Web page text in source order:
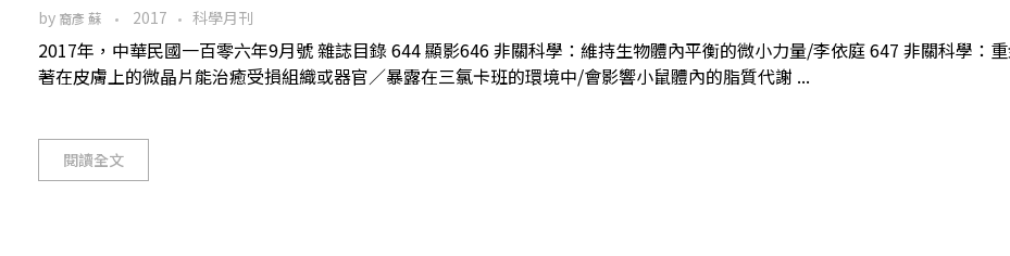
by 裔彥 蘇 2017 科學月刊
2017年，中華民國一百零六年9月號 雜誌目錄 644 顯影646 非關科學：維持生物體內平衡的微小力量/李依庭 647 非關科學：
著在皮膚上的微晶片能治癒受損組織或器官／暴露在三氯卡班的環境中/會影響小鼠體內的脂質代謝 ...
閱讀全文